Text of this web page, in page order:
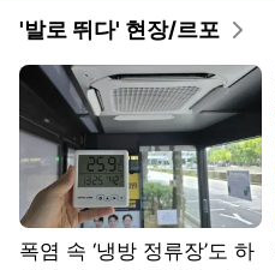
'발로 뛰다' 현장/르포
폭염 속 ‘냉방 정류장’도 하